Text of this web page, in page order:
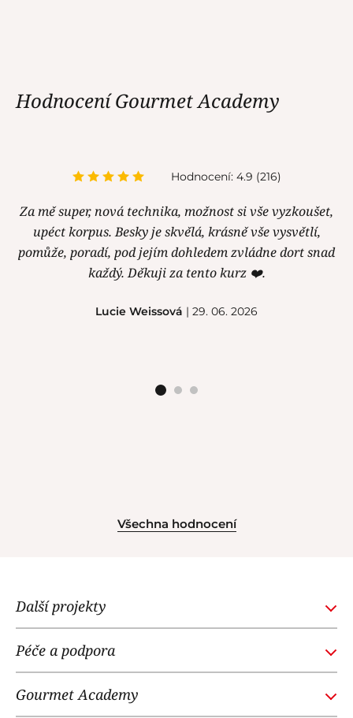
Hodnocení Gourmet Academy
Hodnocení: 4.9 (216)
Za mě super, nová technika, možnost si vše vyzkoušet,
upéct korpus. Besky je skvělá, krásně vše vysvětlí,
pomůže, poradí, pod jejím dohledem zvládne dort snad
každý. Děkuji za tento kurz ❤️.
Lucie Weissová | 29. 06. 2026
Všechna hodnocení
Další projekty
NOI RESTAURANT
Péče a podpora
Gourmet Academy